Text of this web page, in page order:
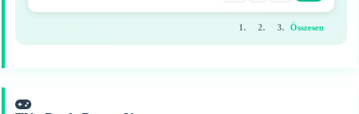
1. 2. 3. Összesen